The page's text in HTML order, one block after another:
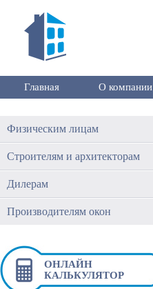
Главная О компании
Физическим лицам
Строителям и архитекторам
Дилерам
Производителям окон
ОНЛАЙН
КАЛЬКУЛЯТОР